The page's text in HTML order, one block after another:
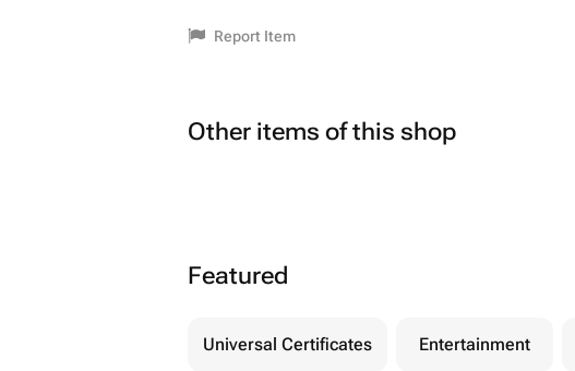
Report Item
Other items of this shop
Featured
Universal Certificates Entertainment